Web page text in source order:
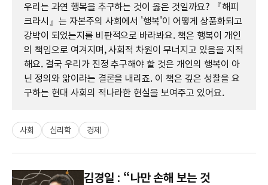
우리는 과연 행복을 추구하는 것이 옳은 것일까요? 『해피
크라시』는 자본주의 사회에서 '행복'이 어떻게 상품화되고
강박이 되었는지를 비판적으로 바라봐요. 책은 행복이 개인
의 책임으로 여겨지며, 사회적 차원이 무너지고 있음을 지적
해요. 결국 우리가 진정 추구해야 할 것은 개인의 행복이 아
닌 정의와 앎이라는 결론을 내리죠. 이 책은 깊은 성찰을 요
구하는 현대 사회의 적나라한 현실을 보여주고 있어요.
사회 심리학 경제
김경일 : “나만 손해 보는 것